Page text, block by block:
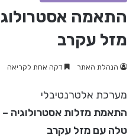
התאמה
מזל עקרב
הנהלת האתר דקה אחת לקריאה
מערכת אלטרנטיבלי
התאמת מזלות אסטרולוגיה
טלה עם מזל עקרב